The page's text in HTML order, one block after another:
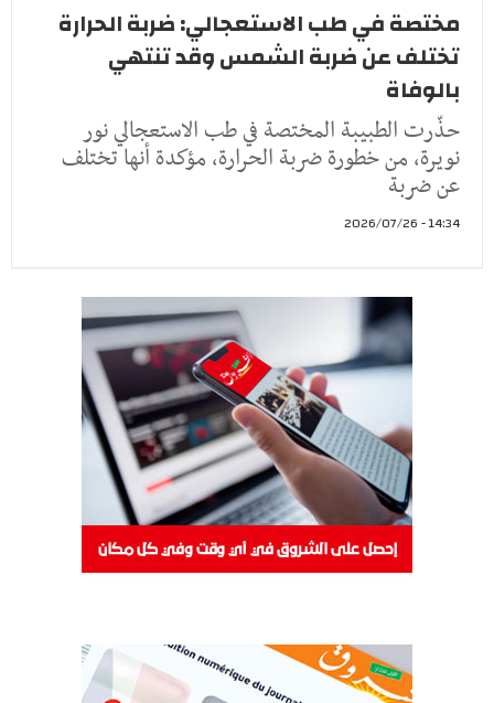
مختصة في طب الاستعجالي: ضربة الحرارة
تختلف عن ضربة الشمس وقد تنتهي
بالوفاة
حذّرت الطبيبة المختصة في طب الاستعجالي نور
نويرة، من خطورة ضربة الحرارة، مؤكدة أنها تختلف
عن ضربة
14:34 - 2026/07/26